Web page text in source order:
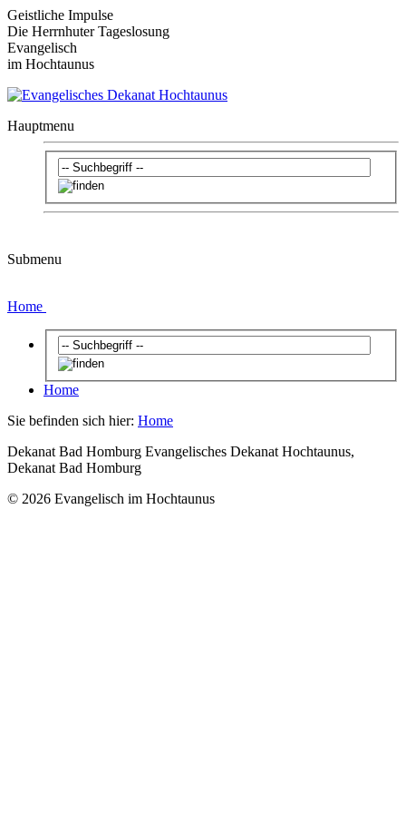
Geistliche Impulse
Die Herrnhuter Tageslosung
Evangelisch
im Hochtaunus
Hauptmenu
Submenu
Home
Home
Sie befinden sich hier: Home
Dekanat Bad Homburg Evangelisches Dekanat Hochtaunus,
Dekanat Bad Homburg
© 2026 Evangelisch im Hochtaunus